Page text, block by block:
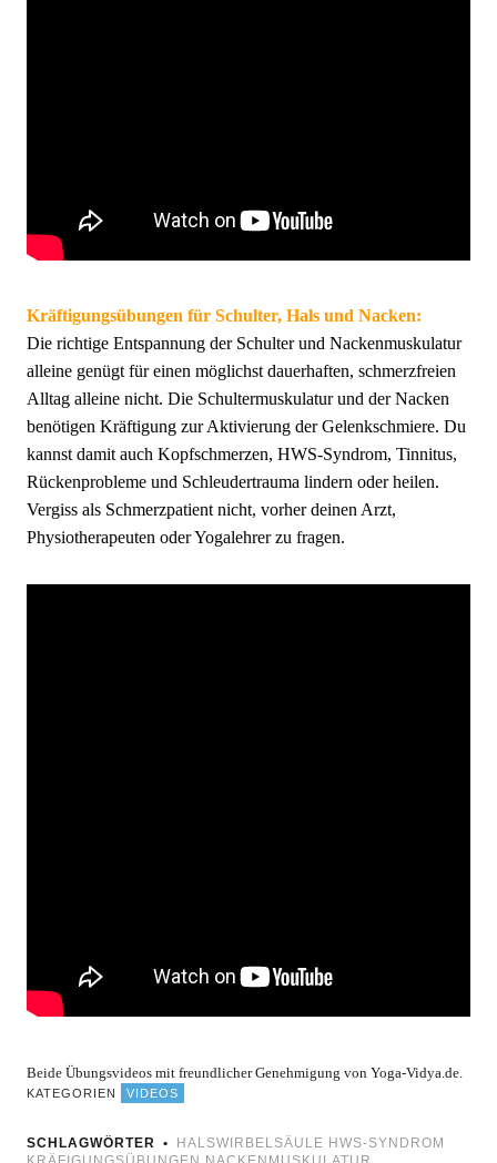
Kräftigungsübungen für Schulter, Hals und Nacken:
Die richtige Entspannung der Schulter und Nackenmuskulatur
alleine genügt für einen möglichst dauerhaften, schmerzfreien
Alltag alleine nicht. Die Schultermuskulatur und der Nacken
benötigen Kräftigung zur Aktivierung der Gelenkschmiere. Du
kannst damit auch Kopfschmerzen, HWS-Syndrom, Tinnitus,
Rückenprobleme und Schleudertrauma lindern oder heilen.
Vergiss als Schmerzpatient nicht, vorher deinen Arzt,
Physiotherapeuten oder Yogalehrer zu fragen.
Beide Übungsvideos mit freundlicher Genehmigung von Yoga-Vidya.de.
KATEGORIEN VIDEOS
SCHLAGWÖRTER HALSWIRBELSÄULE HWS-SYNDROM